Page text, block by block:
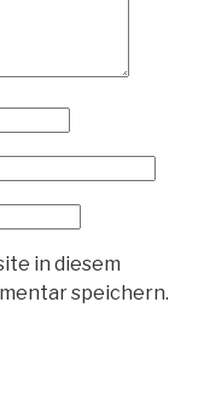
in diesem
speichern.